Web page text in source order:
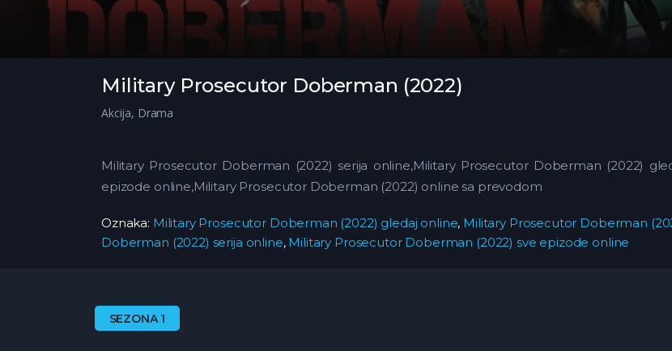
Military Prosecutor Doberman (2022)
Akcija, Drama
Military Prosecutor Doberman (2022) serija online,Military Prosecutor Doberman (2022)
epizode online,Military Prosecutor Doberman (2022) online sa prevodom
Oznaka: Military Prosecutor Doberman (2022) gledaj online, Military Prosecutor Doberman
Doberman (2022) serija online, Military Prosecutor Doberman (2022) sve epizode online
SEZONA 1